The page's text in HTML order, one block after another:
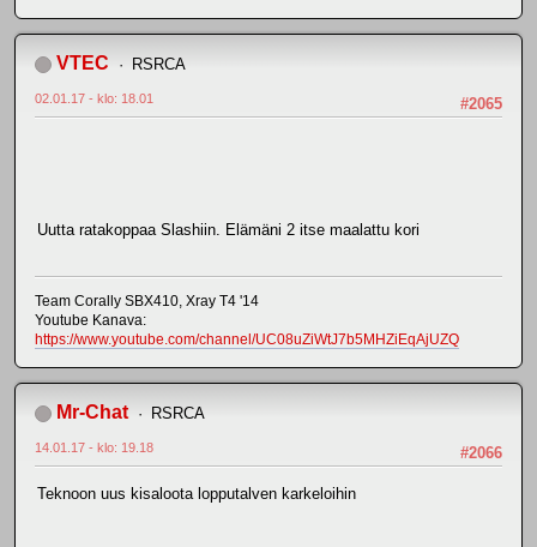
VTEC RSRCA
#2065
02.01.17 - klo: 18.01
Uutta ratakoppaa Slashiin. Elämäni 2 itse maalattu kori
Team Corally SBX410, Xray T4 '14
Youtube Kanava:
https://www.youtube.com/channel/UC08uZiWtJ7b5MHZiEqAjUZQ
Mr-Chat RSRCA
#2066
14.01.17 - klo: 19.18
Teknoon uus kisaloota lopputalven karkeloihin